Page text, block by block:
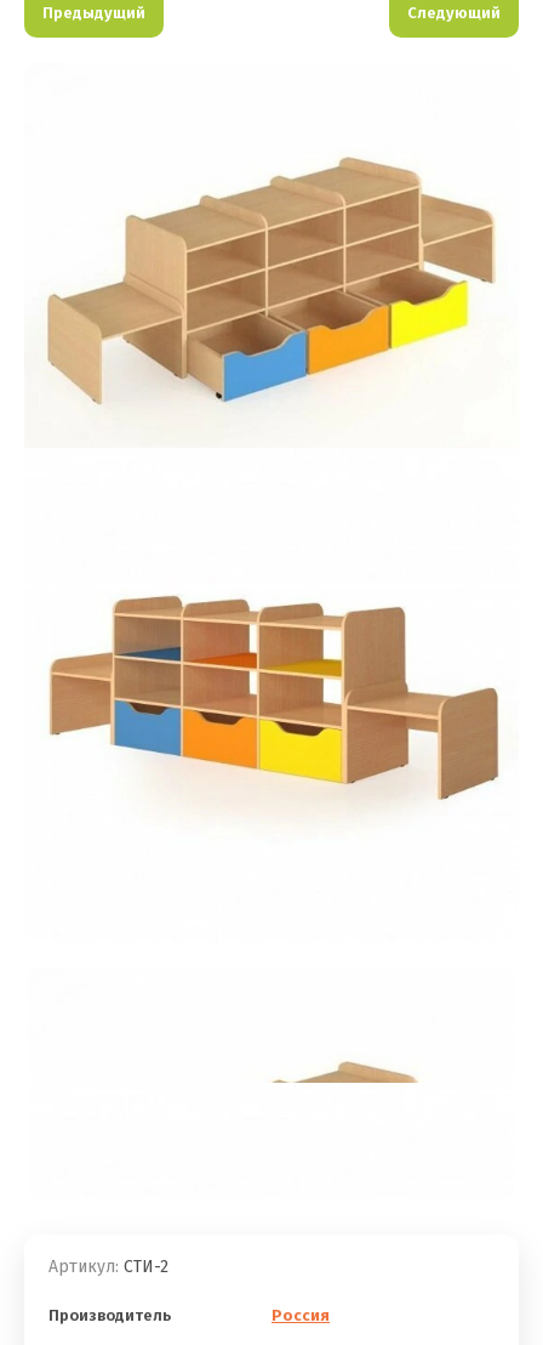
Предыдущий Следующий
Артикул: СТИ-2
Производитель Россия